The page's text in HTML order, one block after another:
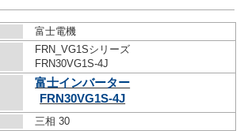
富士電機
FRN_VG1Sシリーズ
FRN30VG1S-4J
富士インバーター
FRN30VG1S-4J
三相 30